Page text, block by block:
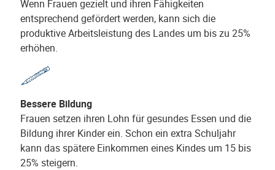
Wenn Frauen gezielt und ihren Fähigkeiten
entsprechend gefördert werden, kann sich die
produktive Arbeitsleistung des Landes um bis zu 25%
erhöhen.
Bessere Bildung
Frauen setzen ihren Lohn für gesundes Essen und die
Bildung ihrer Kinder ein. Schon ein extra Schuljahr
kann das spätere Einkommen eines Kindes um 15 bis
25% steigern.